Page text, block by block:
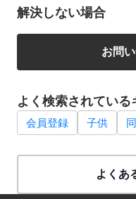
解決しない場合
お問
よく検索されている
会員登録 子供
よくあ